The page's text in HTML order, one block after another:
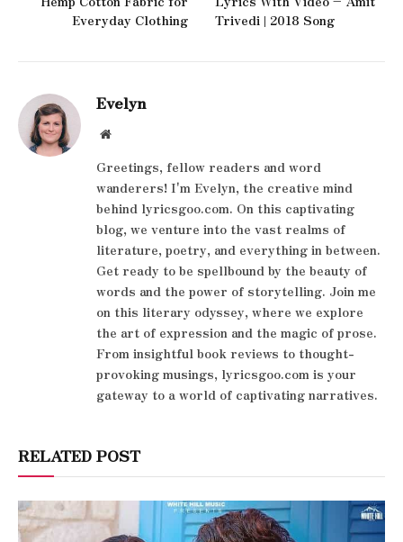
Everyday Clothing
Trivedi | 2018 Song
Evelyn
Website
Greetings, fellow readers and word
wanderers! I'm Evelyn, the creative mind
behind lyricsgoo.com. On this captivating
blog, we venture into the vast realms of
literature, poetry, and everything in between.
Get ready to be spellbound by the beauty of
words and the power of storytelling. Join me
on this literary odyssey, where we explore
the art of expression and the magic of prose.
From insightful book reviews to thought-
provoking musings, lyricsgoo.com is your
gateway to a world of captivating narratives.
RELATED POST